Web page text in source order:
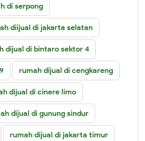
di serpong
diijual di jakarta selatan
dijual di bintaro sektor 4
rumah dijual di cengkareng
dijual di cinere limo
dijual di gunung sindur
rumah dijual di jakarta timur